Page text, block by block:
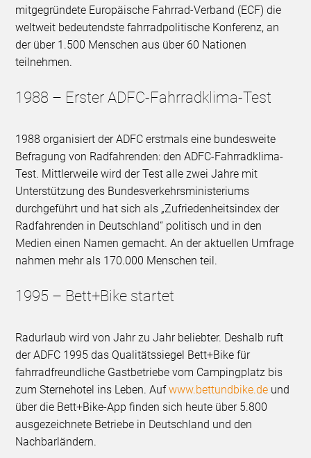
mitgegründete Europäische Fahrrad-Verband (ECF) die
weltweit bedeutendste fahrradpolitische Konferenz, an
der über 1.500 Menschen aus über 60 Nationen
teilnehmen.
1988 – Erster ADFC-Fahrradklima-Test
1988 organisiert der ADFC erstmals eine bundesweite
Befragung von Radfahrenden: den ADFC-Fahrradklima-
Test. Mittlerweile wird der Test alle zwei Jahre mit
Unterstützung des Bundesverkehrsministeriums
durchgeführt und hat sich als „Zufriedenheitsindex der
Radfahrenden in Deutschland“ politisch und in den
Medien einen Namen gemacht. An der aktuellen Umfrage
nahmen mehr als 170.000 Menschen teil.
1995 – Bett+Bike startet
Radurlaub wird von Jahr zu Jahr beliebter. Deshalb ruft
der ADFC 1995 das Qualitätssiegel Bett+Bike für
fahrradfreundliche Gastbetriebe vom Campingplatz bis
zum Sternehotel ins Leben. Aufwww.bettundbike.de und
über die Bett+Bike-App finden sich heute über 5.800
ausgezeichnete Betriebe in Deutschland und den
Nachbarländern.